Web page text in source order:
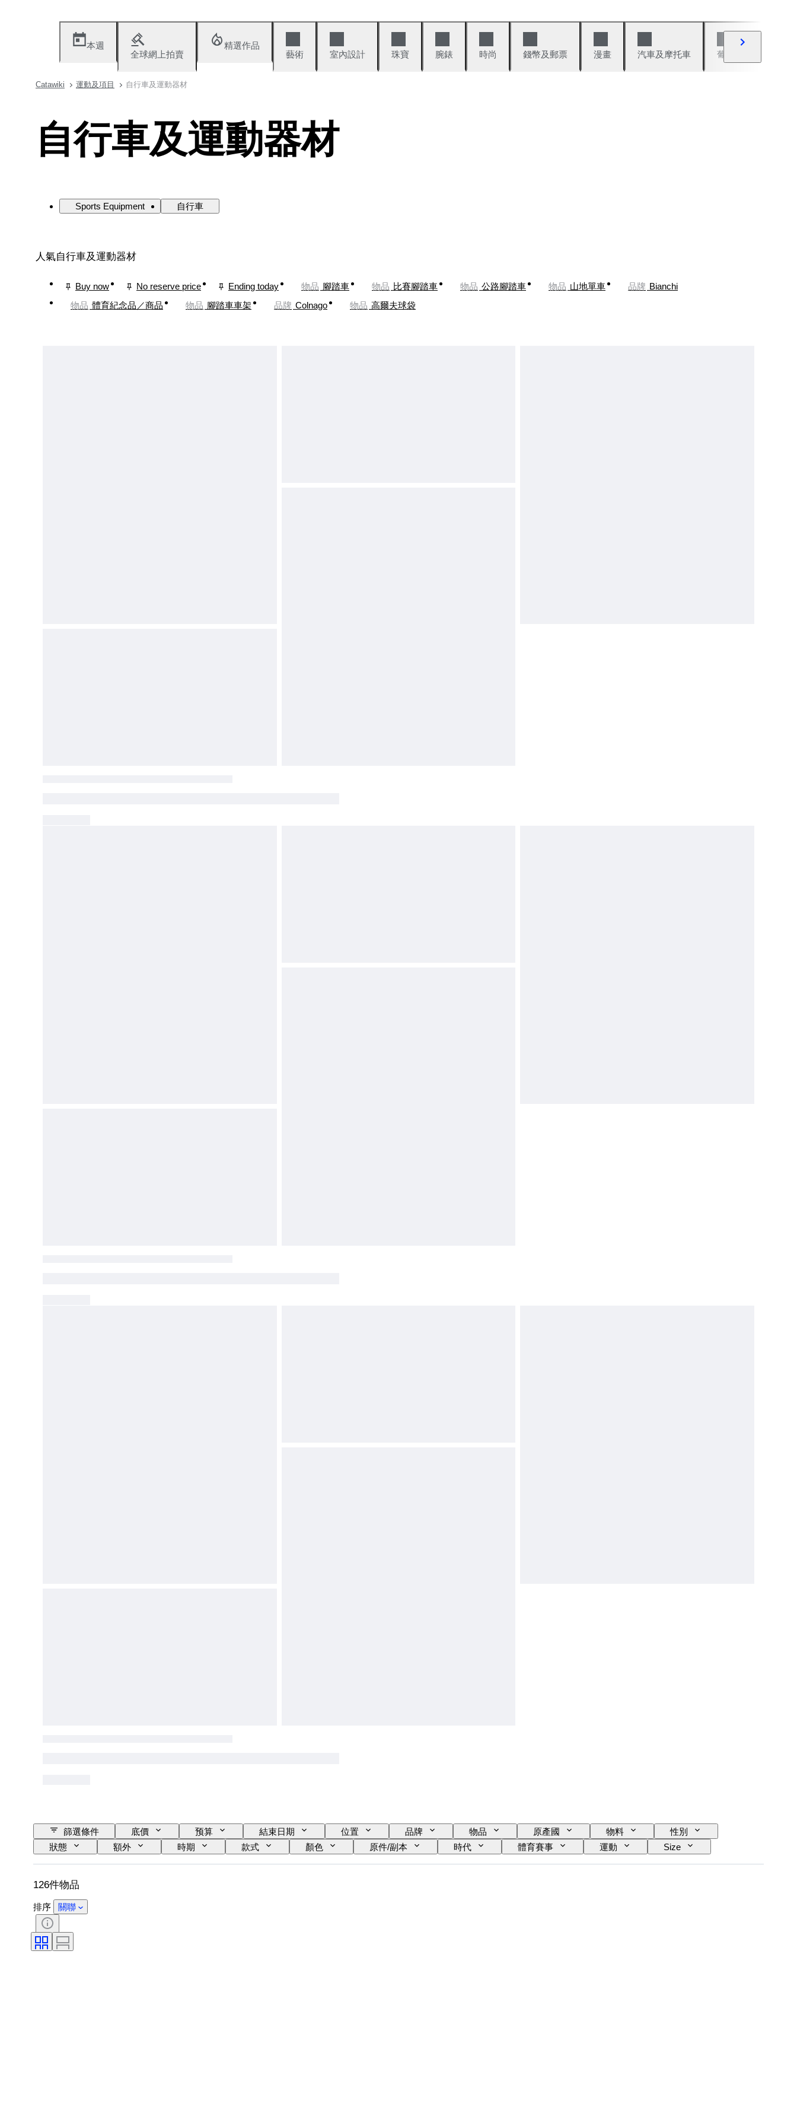
本週
全球網上拍賣
精選作品
藝術
室內設計 珠寶 腕錶 時尚 錢幣及郵票 漫畫 汽車及摩托車 葡萄酒與烈酒
Catawiki 運動及項目 自行車及運動器材
自行車及運動器材
Sports Equipment 自行車
人氣自行車及運動器材
Buy now No reserve price Ending today 物品 腳踏車 物品 比賽腳踏車 物品 公路腳踏車 物品 山地單車 品牌 Bianchi
物品 體育紀念品／商品 物品 腳踏車車架 品牌 Colnago 物品 高爾夫球袋
篩選條件 底價 预算 結束日期 位置 品牌 物品 原產國 物料
性別
狀態
額外 時期 款式 顏色 原件/副本 時代 體育賽事 運動
Size
體育紀念品種類
尺寸測量 鞋尺寸
126件物品
排序 關聯